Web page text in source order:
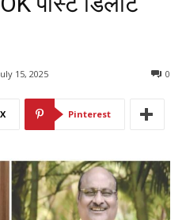
15, 2025 0
X Pinterest